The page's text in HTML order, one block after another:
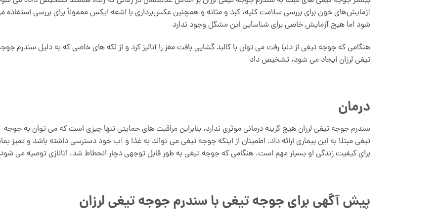
آزمایش‌های خون برای بررسی سلامت کلیه، کبد و مثانه و همچنین عکس‌برداری با اشعه ایکس معمولاً برای بررسی استفاده
شود اما هیچ آزمایش خاصی برای شناسایی این مشگل وجود ندارد
هنگامی که جوجه تیغی از دنیا رفت می توان با کالبد گشایی بافت مغز را آنالیز کرد و از لکه های خاصی که به دلیل سندرم
تیغی لرزان ایجاد می شود، تشخیص داد
درمان
سندرم جوجه تیغی لرزان هیچ گزینه درمانی موثری ندارد، بنابراین مراقبت های حمایتی تنها چیزی است که می توان به جوجه
تیغی مبتلا به این بیماری ارائه داد. اطمینان از اینکه جوجه تیغی می تواند به غذا و آب خود دسترسی داشته باشد و تمیز
برای کیفیت زندگی او بسیار مهم است. هنگامی که جوجه تیغی به طور قابل توجهی دچار انحطاط شد، اتانازی توصیه می شود
پیش آگهی برای جوجه تیغی با سندرم جوجه تیغی لرزان